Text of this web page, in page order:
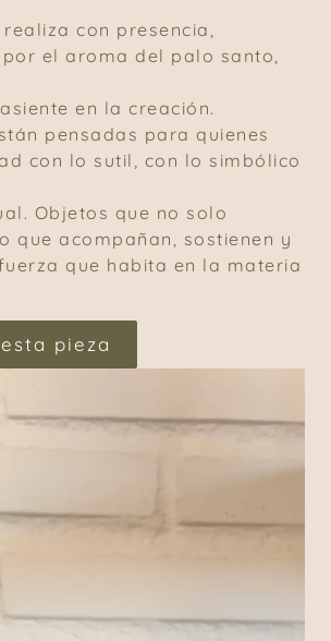
con presencia,
el aroma del palo santo,
en la creación.
pensadas para quienes
con lo sutil, con lo simbólico
Objetos que no solo
que acompañan, sostienen y
que habita en la materia
pieza